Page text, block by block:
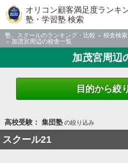
オリコン顧客満足度ランキ
塾・学習塾 検索
塾、スクールのランキング・比較 校舎検索
加茂宮周辺の校舎一覧
加茂宮周辺
目的から絞
高校受験： 集団塾の絞り込み
スクール21